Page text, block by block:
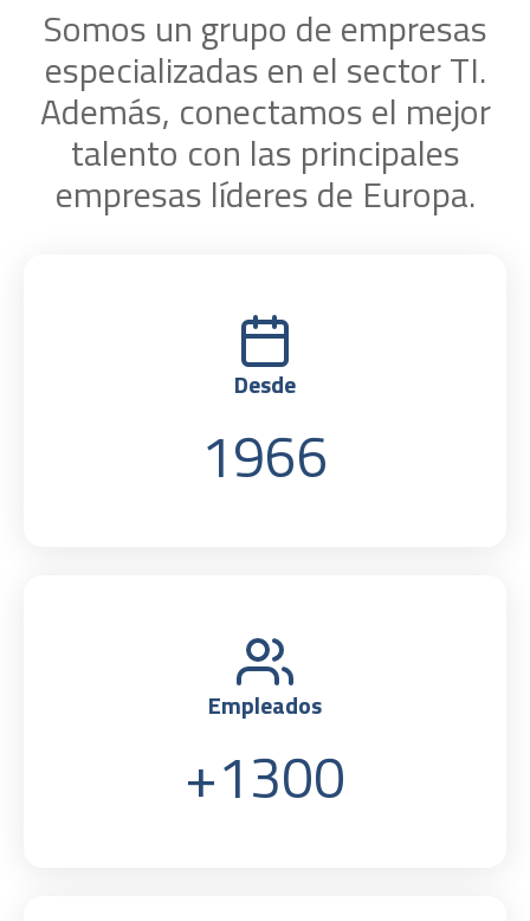
Somos un grupo de empresas
especializadas en el sector TI.
Además, conectamos el mejor
talento con las principales
empresas líderes de Europa.
Desde
1966
Empleados
+1300